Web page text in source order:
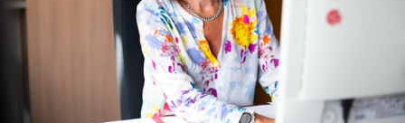
Leichte Sprache
Gebärdensprache